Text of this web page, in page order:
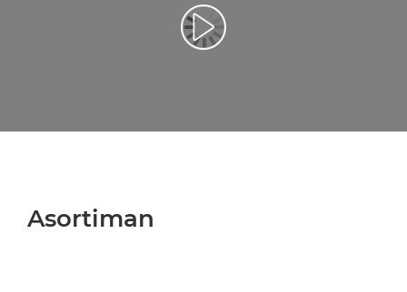
Reproduciraj videozapis
Asortiman